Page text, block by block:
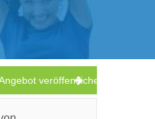
veröffentlichen